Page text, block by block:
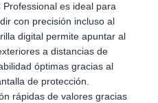
es ideal para
con precisión incluso al
digital permite apuntar al
a distancias de
óptimas gracias al
de protección.
rápidas de valores gracias